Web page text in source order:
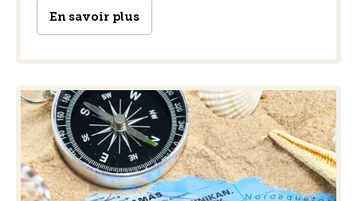
En savoir plus